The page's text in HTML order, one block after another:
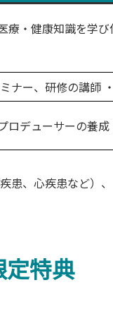
療・健康知識を学
ナー、研修の講師
ロデューサーの養成
患、心疾患など）
特典